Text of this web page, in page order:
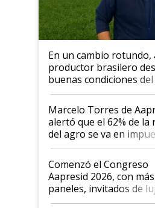
En un cambio rotundo,
productor brasilero
buenas condiciones
argentino para
más motivados"
Marcelo Torres de
alertó que el 62% de la
del agro se va en
"No es bueno que en
Argentina se sigan
las mismas cosas de
años"
Comenzó el Congreso
Aapresid 2026, con
paneles, invitados de
todas las tendencias